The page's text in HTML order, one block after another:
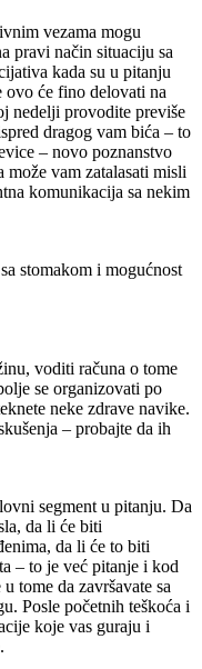
vezama mogu
pravi način situaciju sa
kada su u pitanju
ovo će fino delovati na
nedelji provodite previše
dragog vam bića – to
– novo poznanstvo
vam zatalasati misli
komunikacija sa nekim
stomakom i mogućnost
voditi računa o tome
se organizovati po
neke zdrave navike.
– probajte da ih
segment u pitanju. Da
da li će biti
da li će to biti
– to je već pitanje i kod
tome da završavate sa
Posle početnih teškoća i
koje vas guraju i